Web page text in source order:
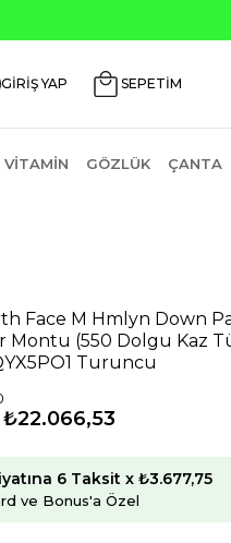
GİRİŞ YAP SEPETİM
VITAMIN GÖZLÜK ÇANTA
Face M Hmlyn Down
Montu (550 Dolgu Kaz
Turuncu
₺22.066,53
6 Taksit x ₺3.677,75
ve Bonus'a Özel